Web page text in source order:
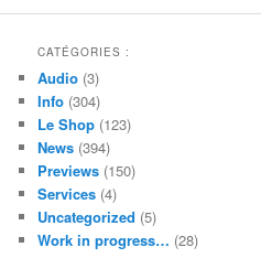
CATÉGORIES :
Audio (3)
Info (304)
Le Shop (123)
News (394)
Previews (150)
Services (4)
Uncategorized (5)
Work in progress… (28)